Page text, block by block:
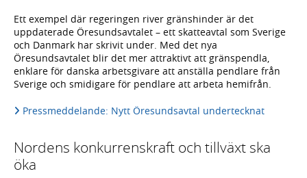
Ett exempel där regeringen river gränshinder är det
uppdaterade Öresundsavtalet – ett skatteavtal som Sverige
och Danmark har skrivit under. Med det nya
Öresundsavtalet blir det mer attraktivt att gränspendla,
enklare för danska arbetsgivare att anställa pendlare från
Sverige och smidigare för pendlare att arbeta hemifrån.
Pressmeddelande: Nytt Öresundsavtal undertecknat
Nordens konkurrenskraft och tillväxt ska
öka